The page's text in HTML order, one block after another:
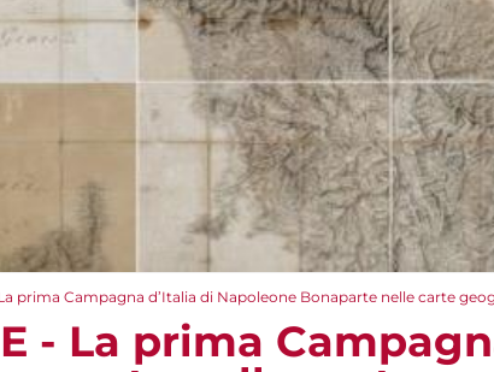
prima Campagna d’Italia di Napoleone Bonaparte nelle carte
- La prima